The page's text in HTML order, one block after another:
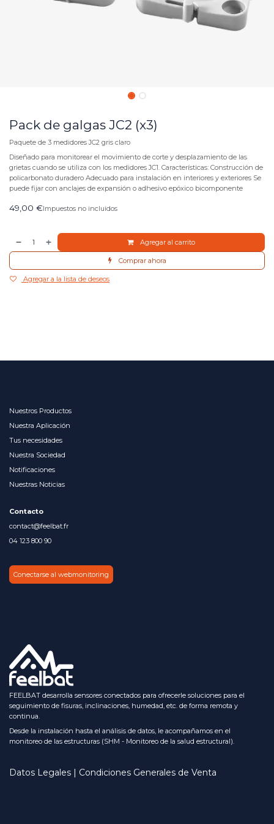
Pack de galgas JC2 (x3)
Paquete de 3 medidores JC2 gris claro
Diseñado para monitorear el movimiento de corte y desplazamiento de las
grietas cuando se utiliza con los medidores JC1. Características: Construcción de
policarbonato duradero Adecuado para instalación en interiores y exteriores Se
puede fijar con anclajes de expansión o adhesivo epóxico bicomponente
49,00 €Impuestos no incluidos
Agregar al carrito
Comprar ahora
Agregar a la lista de deseos
Nuestros Productos
Nuestra Aplicación
Tus necesidades
Nuestra Sociedad
Notificaciones
Nuestras Noticias
Contacto
contact@feelbat.fr
04 123 800 90
Conectarse al webmonitoring
FEELBAT desarrolla sensores conectados para ofrecerle soluciones para el
seguimiento de fisuras, inclinaciones, humedad, etc. de forma remota y
continua.
Desde la instalación hasta el análisis de datos, le acompañamos en el
monitoreo de las estructuras (SHM - Monitoreo de la salud estructural).
Datos Legales | Condiciones Generales de Venta